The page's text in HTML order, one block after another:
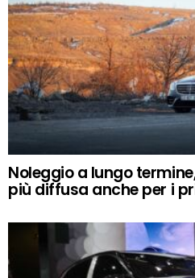
Noleggio a lungo
più diffusa anche per i